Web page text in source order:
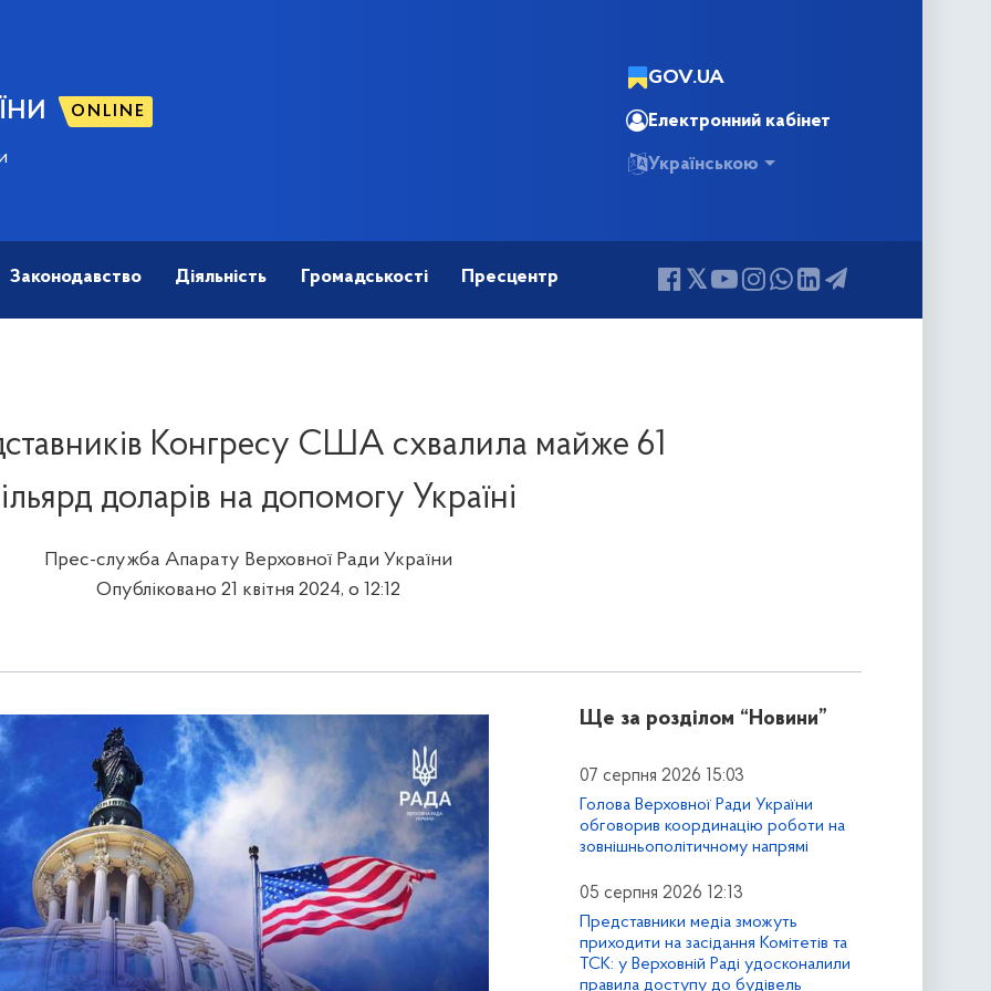
ONLINE
GOV.UA
Електронний кабінет
Українською
Законодавство Діяльність Громадськості Пресцентр
Конгресу США схвалила майже 61
доларів на допомогу Україні
Прес-служба Апарату Верховної Ради України
Опубліковано 21 квітня 2024, о 12:12
Ще за розділом “Новини”
07 серпня 2026 15:03
Голова Верховної Ради України
обговорив координацію роботи на
зовнішньополітичному напрямі
05 серпня 2026 12:13
Представники медіа зможуть
приходити на засідання Комітетів та
ТСК: у Верховній Раді удосконалили
правила доступу до будівель